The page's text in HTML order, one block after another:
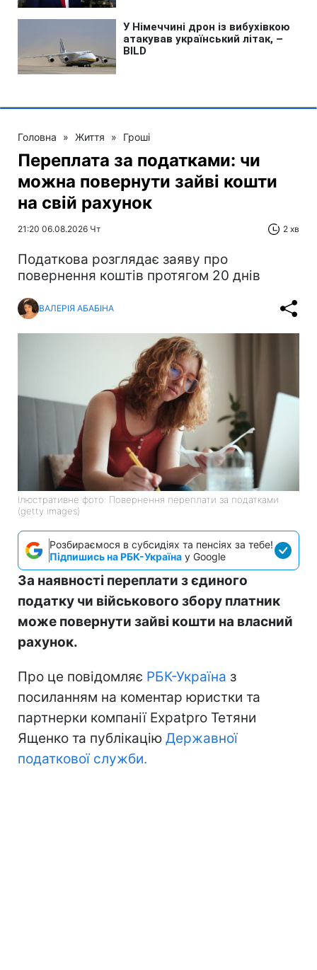
Головна » Життя » Гроші
Переплата за податками: чи
можна повернути зайві кошти
на свій рахунок
21:20 06.08.2026 Чт 2 хв
Податкова розглядає заяву про
повернення коштів протягом 20 днів
ВАЛЕРІЯ АБАБІНА
Ілюстративне фото: Повернення переплати за податками
(getty images)
Розбираємося в субсидіях та пенсіях за тебе!
Підпишись на РБК-Україна у Google
За наявності переплати з єдиного
податку чи військового збору платник
може повернути зайві кошти на власний
рахунок.
Про це повідомляє РБК-Україна з
посиланням на коментар юристки та
партнерки компанії Expatpro Тетяни
Ященко та публікацію Державної
податкової служби.